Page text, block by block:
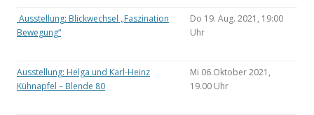
Ausstellung: Blickwechsel „Faszination
Bewegung“
Do 19. Aug. 2021, 19:00
Uhr
Ausstellung: Helga und Karl-Heinz
Kühnapfel – Blende 80
Mi 06.Oktober 2021,
19.00 Uhr